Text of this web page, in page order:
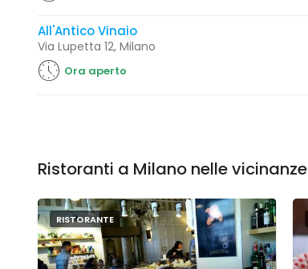
All'Antico Vinaio
Via Lupetta 12, Milano
Ora aperto
Ristoranti a Milano nelle vicinanze
RISTORANTE